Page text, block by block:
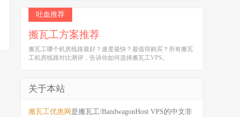
吐血推荐
搬瓦工方案推荐
搬瓦工哪个机房线路最好？速度最快？最值得购买？所有搬瓦
工机房线路对比测评，告诉你如何选择搬瓦工VPS。
关于本站
搬瓦工优惠网 是搬瓦工/BandwagonHost VPS的中文非